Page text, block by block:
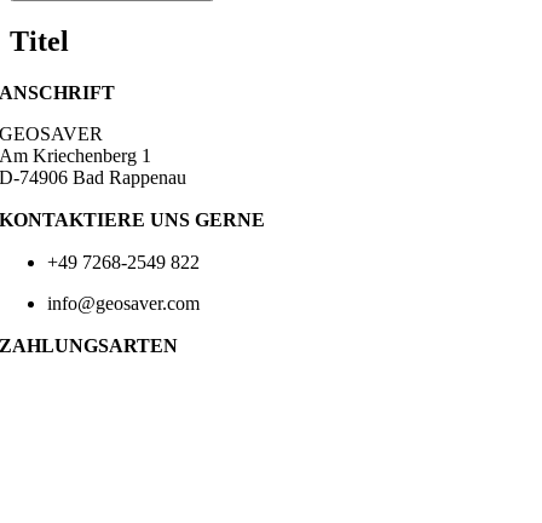
Titel
ANSCHRIFT
GEOSAVER
Am Kriechenberg 1
D-74906 Bad Rappenau
KONTAKTIERE UNS GERNE
+49 7268-2549 822
info@geosaver.com
ZAHLUNGSARTEN